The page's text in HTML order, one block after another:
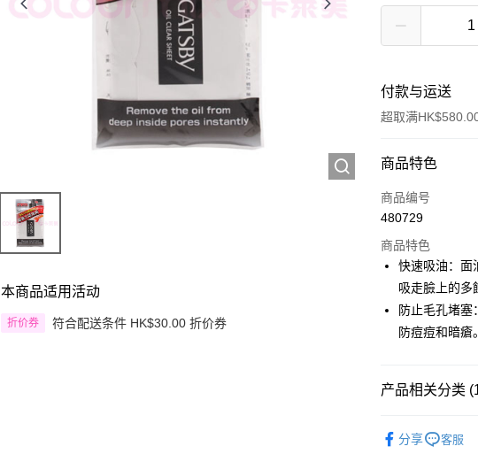
本商品适用活动
折价券 符合配送条件 HK$30.00 折价券
付款与运送
超取满
付款方式
信用卡
Google Pay
AlipayHK
PayMe
其他转移资金的方
銀行匯款 請將存
至
商品特色
商品编号
480729
商品特色
快速吸油：面
吸走臉上的多
防止毛孔堵塞
防痘痘和暗瘡。
产品相关分类
分享
客服